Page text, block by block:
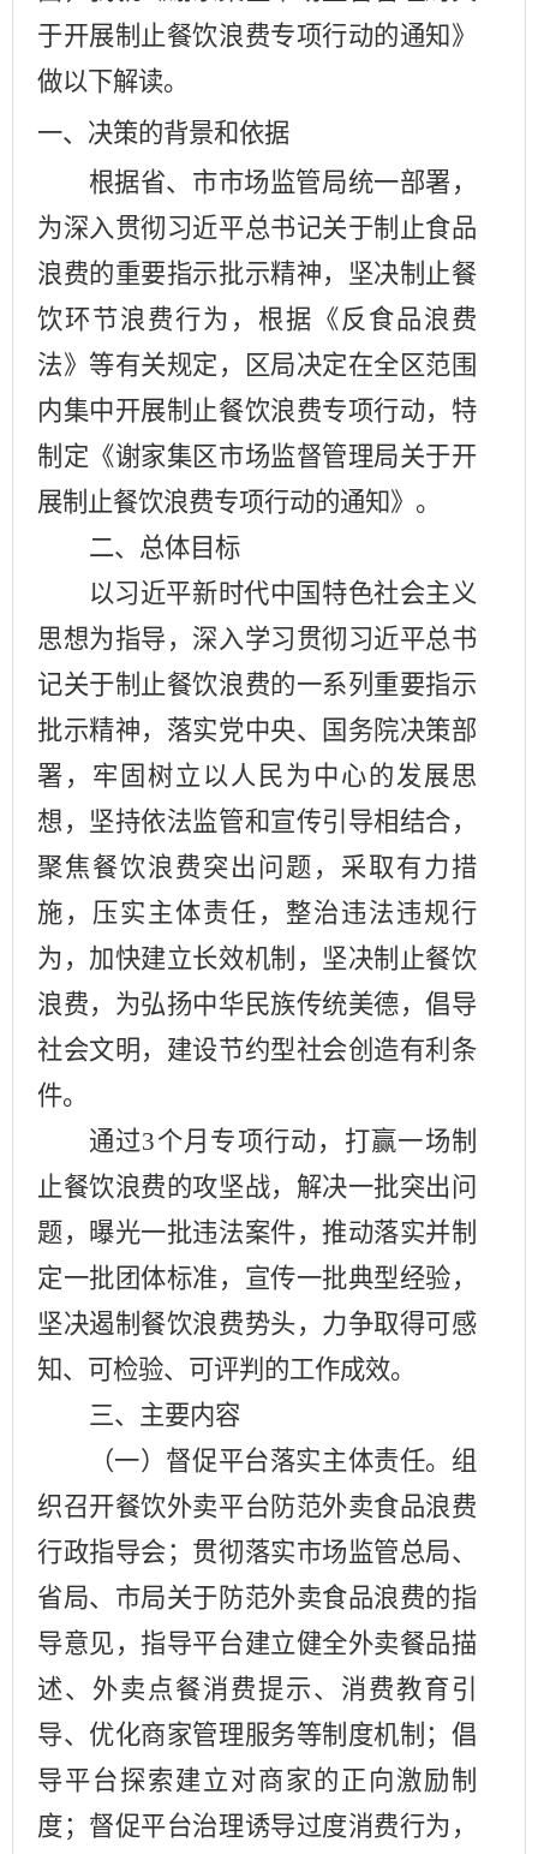
于开展制止餐饮浪费专项行动的通知》
做以下解读。
一、决策的背景和依据
根据省、市市场监管局统一部署，
为深入贯彻习近平总书记关于制止食品
浪费的重要指示批示精神，坚决制止餐
饮环节浪费行为，根据《反食品浪费
法》等有关规定，
区局决定在全区范围
内集中开展制止餐饮浪费专项行动， 特
制定 《谢家集区市场监督管理局关于开
展制止餐饮浪费专项行动的通知》 。
二、总体目标
以习近平新时代中国特色社会主义
思想为指导，深入学习贯彻习近平总书
记关于制止餐饮浪费的一系列重要指示
批示精神，落实党中央、国务院决策部
署，牢固树立以人民为中心的发展思
想，坚持依法监管和宣传引导相结合，
聚焦餐饮浪费突出问题，采取有力措
施，压实主体责任，整治违法违规行
为，加快建立长效机制，坚决制止餐饮
浪费，为弘扬中华民族传统美德，倡导
社会文明，建设节约型社会创造有利条
件。
通过3个月专项行动，打赢一场制
止餐饮浪费的攻坚战，解决一批突出问
题，曝光一批违法案件，推动落实并制
定一批团体标准，宣传一批典型经验，
坚决遏制餐饮浪费势头，力争取得可感
知、可检验、可评判的工作成效。
三、主要内容
（一）督促平台落实主体责任。 组
织召开餐饮外卖平台防范外卖食品浪费
行政指导会；贯彻落实市场监管总局、
省局、市局关于防范外卖食品浪费的指
导意见，指导平台建立健全外卖餐品描
述、外卖点餐消费提示、消费教育引
导、优化商家管理服务等制度机制；倡
导平台探索建立对商家的正向激励制
度；督促平台治理诱导过度消费行为，